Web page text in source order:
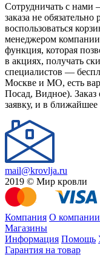
Сотрудничать с
заказа не обязательно
воспользоваться
менеджером
функция, которая
в акциях, получать
специалистов —
Москве и МО, есть
Посад, Видное). Заказ
заявку, и в
mail@krovlja.ru
2019 © Мир кровли
Компания О компании
Магазины
Информация Помощь
Гарантия на товар